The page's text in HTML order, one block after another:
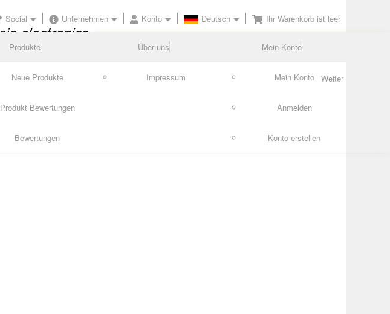
Social Unternehmen Konto Deutsch Ihr Warenkorb ist leer
Produkte
Neue Produkte
Produkt Bewertungen
Bewertungen
Über uns
Impressum
Mein Konto
Mein Konto
Anmelden
Konto erstellen
Weiter